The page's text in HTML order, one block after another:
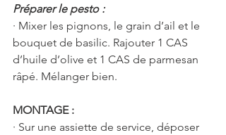
Préparer le pesto :
· Mixer les pignons, le grain d’ail et le
bouquet de basilic. Rajouter 1 CAS
d’huile d’olive et 1 CAS de parmesan
râpé. Mélanger bien.
MONTAGE :
· Sur une assiette de service, déposer